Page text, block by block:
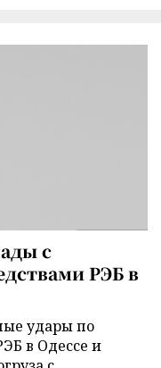
с
РЭБ в
удары по
в Одессе и